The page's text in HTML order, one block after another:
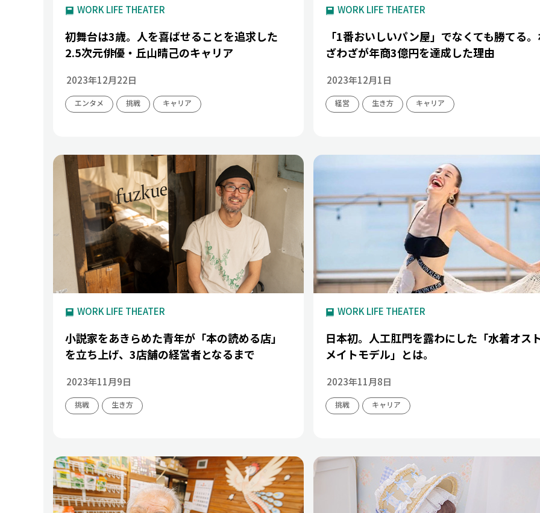
WORK LIFE THEATER
初舞台は3歳。人を喜ばせることを追求した
2.5次元俳優・丘山晴己のキャリア
2023年12月22日
エンタメ 挑戦 キャリア
WORK LIFE THEATER
「1番おいしいパン屋」でなくても勝てる
ざわざが年商3億円を達成した理由
2023年12月1日
経営 生き方 キャリア
WORK LIFE THEATER
小説家をあきらめた青年が「本の読める店」
を立ち上げ、3店舗の経営者となるまで
2023年11月9日
挑戦 生き方
WORK LIFE THEATER
日本初。人工肛門を露わにした「水着オス
メイトモデル」とは。
2023年11月8日
挑戦 キャリア